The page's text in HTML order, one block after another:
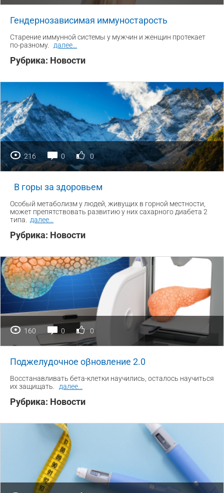
Гендернозависимая иммуностарость
Старение иммунной системы у мужчин и женщин протекает
по-разному.
далее
Рубрика: Новости
216 0 0
В горы за здоровьем
Особый метаболизм у людей, живущих в горной местности,
может препятствовать развитию у них сахарного диабета 2
типа.
далее
Рубрика: Новости
160 0 0
Поджелудочное оβновление 2.0
Восстанавливать бета-клетки научились, осталось научиться
их защищать.
далее
Рубрика: Новости